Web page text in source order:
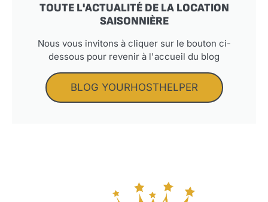
TOUTE L'ACTUALITÉ DE LA LOCATION
SAISONNIÈRE
Nous vous invitons à cliquer sur le bouton ci-
dessous pour revenir à l'accueil du blog
BLOG YOURHOSTHELPER